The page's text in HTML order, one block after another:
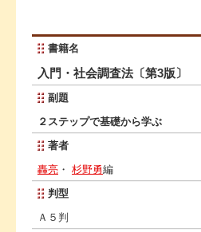
書籍名
入門・社会調査法〔第3版〕
副題
２ステップで基礎から学ぶ
著者
轟亮 ・ 杉野勇編
判型
Ａ５判